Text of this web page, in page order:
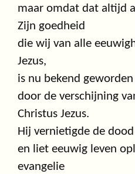
maar omdat dat altijd
Zijn goedheid
die wij van alle
Jezus,
is nu bekend geworden
door de verschijning
Christus Jezus.
Hij vernietigde de dood
en liet eeuwig leven
evangelie